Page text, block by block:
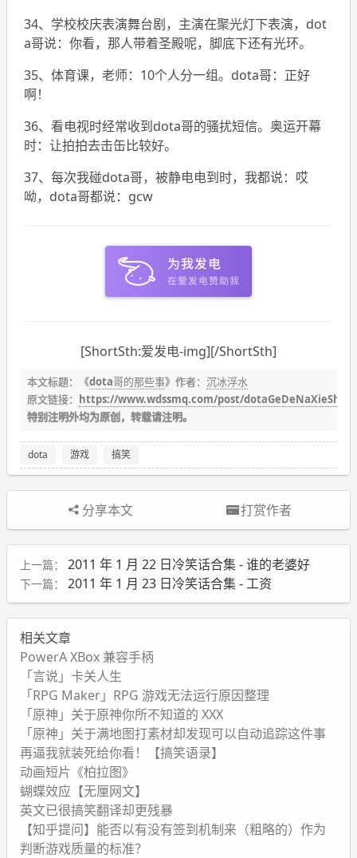
34、学校校庆表演舞台剧，主演在聚光灯下表演，dot
a哥说：你看，那人带着圣殿呢，脚底下还有光环。
35、体育课，老师：10个人分一组。dota哥：正好
啊！
36、看电视时经常收到dota哥的骚扰短信。奥运开幕
时：让拍拍去击缶比较好。
37、每次我碰dota哥，被静电电到时，我都说：哎
呦，dota哥都说：gcw
[ShortSth:爱发电-img][/ShortSth]
本文标题：《dota哥的那些事》作者： 沉冰浮水
原文链接： https://www.wdssmq.com/post/
特别注明外均为原创，转载请注明。
dota 游戏 搞笑
分享本文 打赏作者
上一篇： 2011 年 1 月 22 日冷笑话合集 - 谁的老婆好
下一篇： 2011 年 1 月 23 日冷笑话合集 - 工资
相关文章
PowerA XBox 兼容手柄
「言说」卡关人生
「RPG Maker」RPG 游戏无法运行原因整理
「原神」关于原神你所不知道的 XXX
「原神」关于满地图打素材却发现可以自动追踪这件事
再逼我就装死给你看！【搞笑语录】
动画短片《柏拉图》
蝴蝶效应【无厘网文】
英文已很搞笑翻译却更残暴
【知乎提问】能否以有没有签到机制来（粗略的）作为
判断游戏质量的标准？